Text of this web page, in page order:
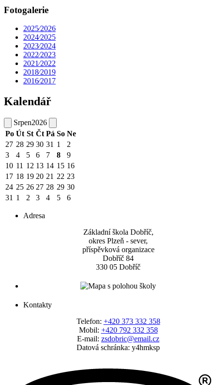
Fotogalerie
2025⁄2026
2024⁄2025
2023⁄2024
2022⁄2023
2021⁄2022
2018⁄2019
2016⁄2017
Kalendář
Srpen2026
Po Út St Čt Pá So Ne
27 28 29 30 31 1
2
3
4 5 6 7 8
9
10 11 12 13 14 15 16
17 18 19 20 21 22 23
24 25 26 27 28 29 30
31 1 2 3 4 5 6
Adresa
Základní škola Dobříč,
okres Plzeň - sever,
příspěvková organizace
Dobříč 84
330 05 Dobříč
Kontakty
Telefon: +420 373 332 358
Mobil: +420 792 332 358
E-mail: zsdobric@email.cz
Datová schránka: y4hmksp